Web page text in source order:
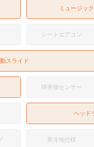
ミュージッ
シートエアコン
スライド
障害物センサー
ヘッド
寒冷地仕様